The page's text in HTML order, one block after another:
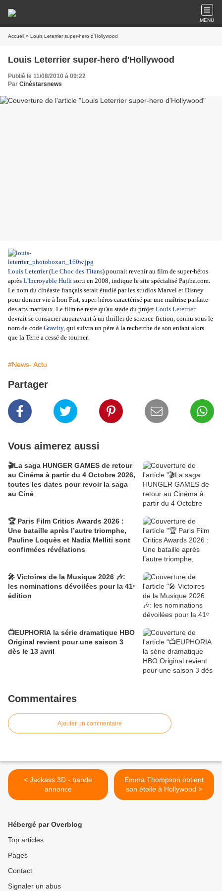
MENU
Accueil » Louis Leterrier super-hero d'Hollywood
Louis Leterrier super-hero d'Hollywood
Publié le 11/08/2010 à 09:22
Par Cinéstarsnews
Louis Leterrier(Le Choc des Titans) pourrait revenir au film de super-héros
après L'Incroyable Hulk sorti en 2008, indique le site spécialisé Pajiba.com.
Le nom du cinéaste français serait étudié par les studios Marvel et Disney
pour donner vie à Iron Fist, super-héros caractérisé par une maîtrise parfaite
des arts martiaux. Le film ne reste qu'au stade du projet.Louis Leterrier
devrait se consacrer auparavant à un thriller de science-fiction, connu sous le
nom de code Gravity, qui suivra un père à la recherche de son enfant alors
que la Terre a cessé de tourner.
#News- Actu
Partager
Vous aimerez aussi
🎬La saga HUNGER GAMES de retour
au Cinéma à partir du 4 Octobre 2026,
toutes les dates pour revoir la saga
au Ciné
🏆 Paris Film Critics Awards 2026 :
Une bataille après l’autre triomphe,
Pauline Loquès et Nadia Melliti sont
confirmées révélations
🎤 Victoires de la Musique 2026 🎶:
les nominations dévoilées pour la 41ᵉ
édition
📺EUPHORIA la série dramatique HBO
Original revient pour une saison 3
dès le 13 avril
Commentaires
Ajouter un commentaire
< Jackass 3D - bande
annonce
Emma Thompson obtient
son étoile à Hollywood >
Hébergé par Overblog
Top articles
Pages
Contact
Signaler un abus